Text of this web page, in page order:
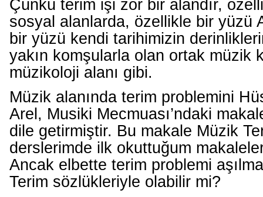
Çünkü terim işi zor bir alandır,
sosyal alanlarda, özellikle bir yüzü
bir yüzü kendi tarihimizin
yakın komşularla olan ortak müzik
müzikoloji alanı gibi.
Müzik alanında terim problemini
Arel, Musiki Mecmuası’ndaki
dile getirmiştir. Bu makale Müzik
derslerimde ilk okuttuğum
Ancak elbette terim problemi
Terim sözlükleriyle olabilir mi?